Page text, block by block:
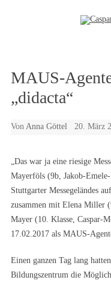
MAUS-
„didacta“
Von Anna Göttel 20. März
„Das war ja eine riesige
Mayerföls (9b, Jakob-Emele-
Stuttgarter Messegeländes
zusammen mit Elena Miller
Mayer (10. Klasse, Caspar-
17.02.2017 als MAUS-
Einen ganzen Tag lang
Bildungszentrum die